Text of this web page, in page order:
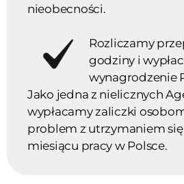
nieobecności.
Rozliczamy
godziny i
wynagrodzenie
Jako jedna z nielicznych
wypłacamy zaliczki
problem z utrzymaniem
miesiącu pracy w Polsce.